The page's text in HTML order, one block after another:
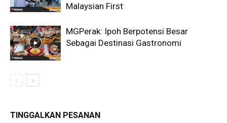
Malaysian First
MGPerak: Ipoh Berpotensi Besar
Sebagai Destinasi Gastronomi
TINGGALKAN PESANAN